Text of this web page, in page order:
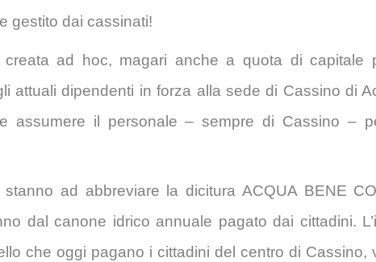
gestito dai cassinati!
ad hoc, magari anche a quota di capitale
attuali dipendenti in forza alla sede di Cassino di
assumere il personale – sempre di Cassino –
ad abbreviare la dicitura ACQUA BENE
dal canone idrico annuale pagato dai cittadini.
che oggi pagano i cittadini del centro di Cassino,